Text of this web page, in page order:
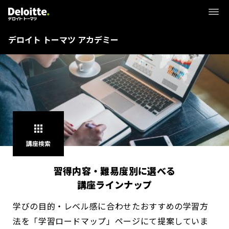
デロイト トーマツ アカデミー
apps
講座検索
習得内容・難易度別に選べる
講座ラインナップ
学びの目的・レベル感に合わせたおすすめの学習方
法を「学習ロードマップ」ページにて提案していま